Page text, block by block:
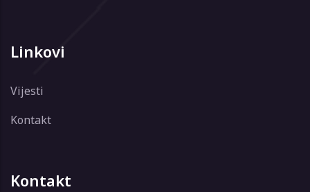
Linkovi
Vijesti
Kontakt
Kontakt